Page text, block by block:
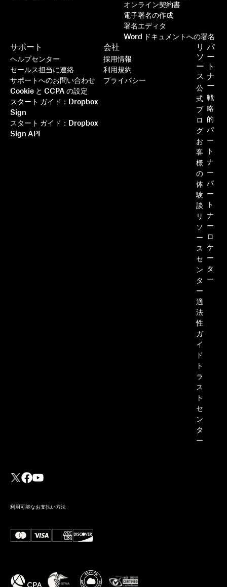
オンライン契約書
電子署名の作成
署名エディタ
Word ドキュメントへの署名
サポート
ヘルプセンター
セールス担当に連絡
サポートへのお問い合わせ
Cookie と CCPA の設定
スタート ガイド：Dropbox
Sign
スタート ガイド：Dropbox
Sign API
リ
ソ
ー
ス
公
式
ブ
ロ
グ
お
客
様
の
体
験
談
リ
ソ
ー
ス
セ
ン
タ
ー
適
法
性
ガ
イ
ド
ト
ラ
ス
ト
セ
ン
タ
ー
パ
ー
ト
ナ
ー
戦
略
的
パ
ー
ト
ナ
ー
パ
ー
ト
ナ
ー
ロ
ケ
ー
タ
ー
会社
採用情報
利用規約
プライバシー
利用可能なお支払い方法